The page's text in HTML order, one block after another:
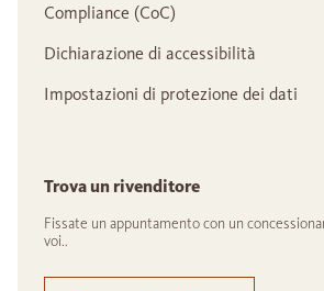
Compliance (CoC)
Dichiarazione di accessibilità
Impostazioni di protezione dei dati
Trova un rivenditore
Fissate un appuntamento con un
voi..